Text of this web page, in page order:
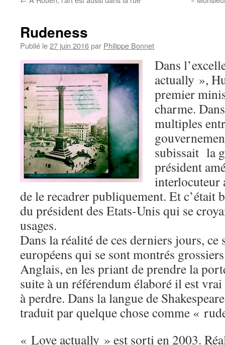
Rudeness
Publié le27 juin 2016par Philippe Bonnet
Dans
actually »,
premier
charme.
multiples
subissait la
président
interlocuteur
de le recadrer publiquement. Et c’était
du président des Etats-Unis qui se
usages.
Dans la réalité de ces derniers jours, ce
européens qui se sont montrés
Anglais, en les priant de prendre la
suite à un référendum élaboré il est
à perdre. Dans la langue de
traduit par quelque chose comme «
« Love actually » est sorti en 2003.